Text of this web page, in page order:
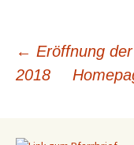
← Eröffnung
2018